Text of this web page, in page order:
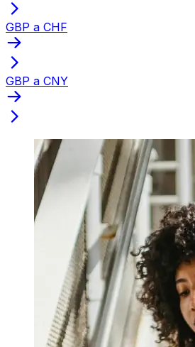
GBP a CHF
GBP a CNY